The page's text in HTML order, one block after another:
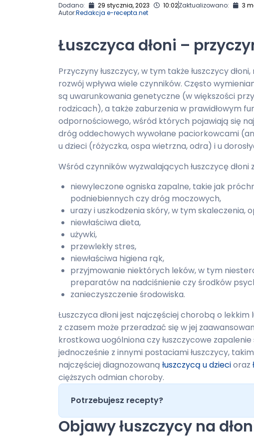
Dodano: 29 stycznia, 2023 10:02Zaktualizowano: 3
Autor:Redakcja e-recepta.net
Łuszczyca dłoni –
Przyczyny łuszczycy, w tym także łuszczycy
rozwój wpływa wiele czynników. Często
są uwarunkowania genetyczne (w większości
rodzicach), a także zaburzenia w prawidłowym
odpornościowego, wśród których pojawiają się
dróg oddechowych wywołane paciorkowcami
u dzieci (różyczka, ospa wietrzna, odra) i u
Wśród czynników wyzwalających łuszczycę dłoni
niewyleczone ogniska zapalne, takie jak
podniebiennych czy dróg moczowych,
urazy i uszkodzenia skóry, w tym skaleczenia,
niewłaściwa dieta,
używki,
przewlekły stres,
niewłaściwa higiena rąk,
przyjmowanie niektórych leków, w tym
preparatów na nadciśnienie czy środków
zanieczyszczenie środowiska.
Łuszczyca dłoni jest najczęściej chorobą o
z czasem może przeradzać się w jej
krostkowa uogólniona czy łuszczycowe
jednocześnie z innymi postaciami łuszczycy,
najczęściej diagnozowaną łuszczycą u dziecioraz
cięższych odmian choroby.
Potrzebujesz recepty?
Objawy łuszczycy na